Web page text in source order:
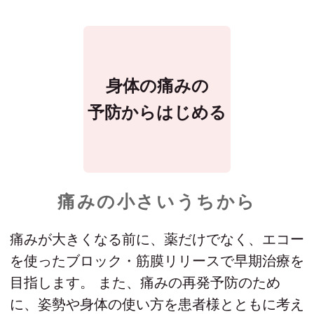
身体の痛みの
予防からはじめる
痛みの小さいうちから
痛みが大きくなる前に、薬だけでなく、エコー
を使ったブロック・筋膜リリースで早期治療を
目指します。 また、痛みの再発予防のため
に、姿勢や身体の使い方を患者様とともに考え